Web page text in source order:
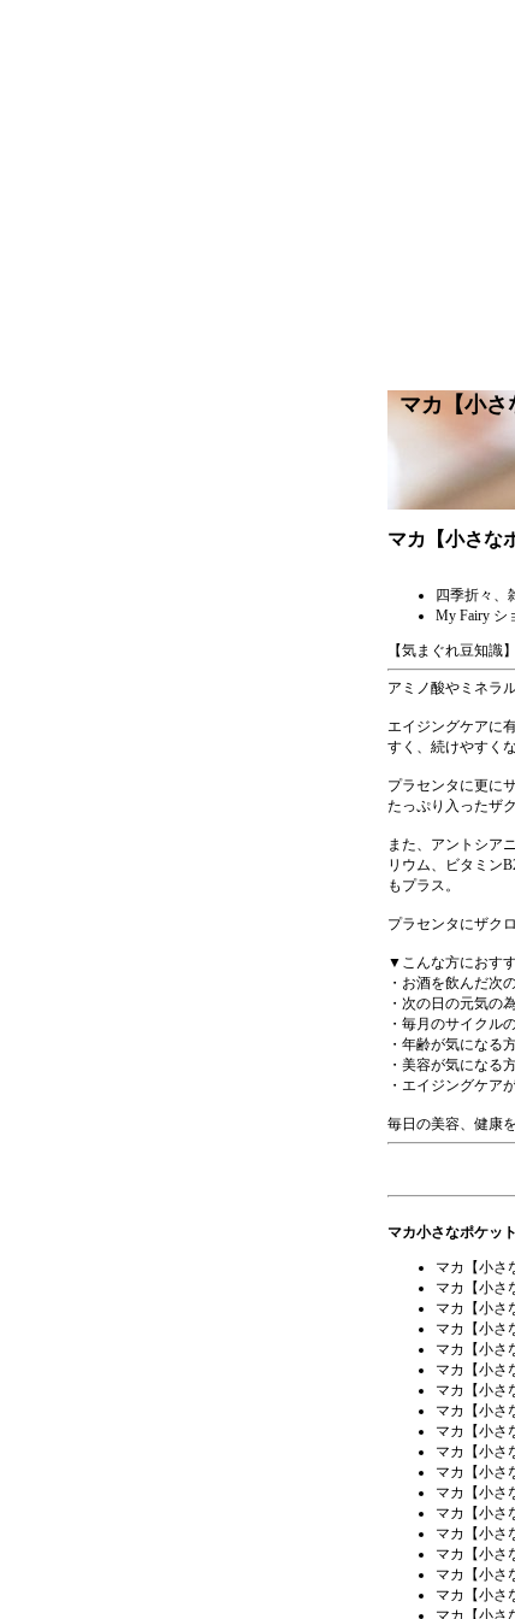
マカ【小さ
マカ【小さな
四季折々、
My Fairy シ
【気まぐれ豆知識】
アミノ酸やミネラ
エイジングケアに
すく、続けやすく
プラセンタに更に
たっぷり入ったザ
また、アントシア
リウム、ビタミン
もプラス。
プラセンタにザク
▼こんな方におす
・お酒を飲んだ次
・次の日の元気の
・毎月のサイクル
・年齢が気になる
・美容が気になる
・エイジングケア
毎日の美容、健康
マカ小さなポケッ
マカ【小さ
マカ【小さ
マカ【小さ
マカ【小さ
マカ【小さ
マカ【小さ
マカ【小さ
マカ【小さ
マカ【小さ
マカ【小さ
マカ【小さ
マカ【小さ
マカ【小さ
マカ【小さ
マカ【小さ
マカ【小さ
マカ【小さ
マカ【小さ